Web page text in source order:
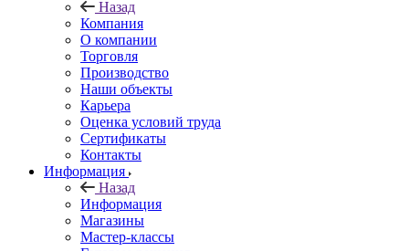
Назад
Компания
О компании
Торговля
Производство
Наши объекты
Карьера
Оценка условий труда
Сертификаты
Контакты
Информация
Назад
Информация
Магазины
Мастер-классы